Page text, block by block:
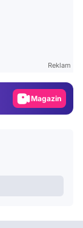
Reklam
Magazin